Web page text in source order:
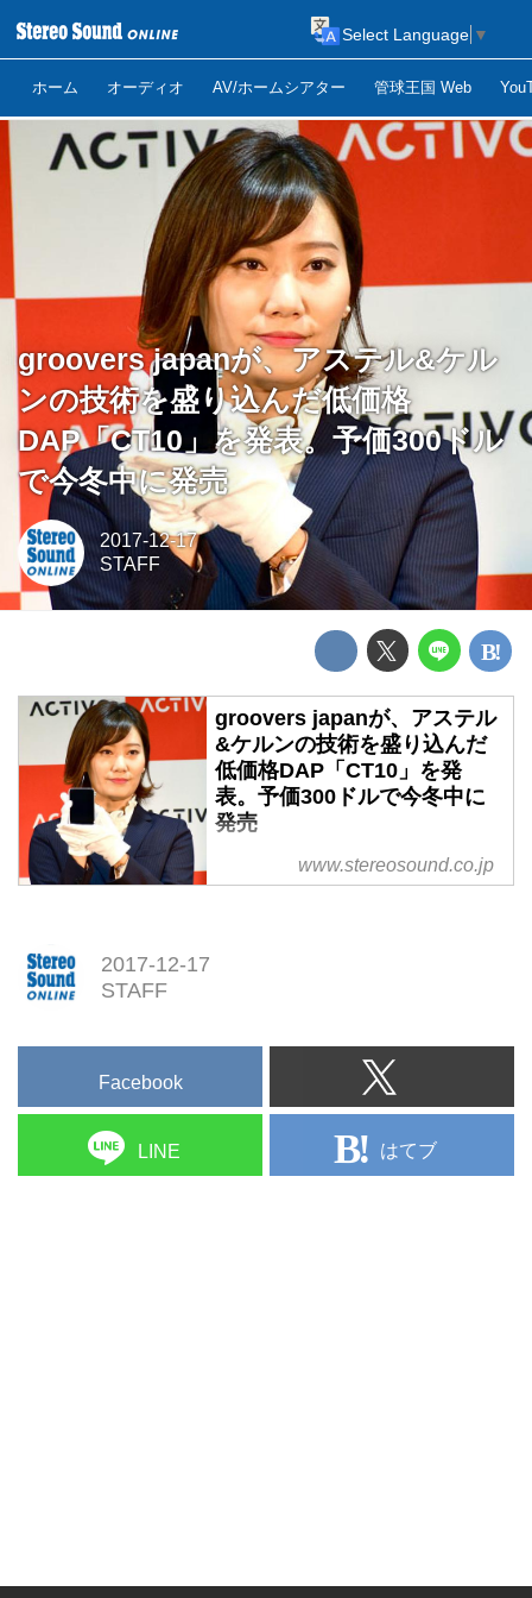
ホーム オーディオ AV/ホームシアター 管球王国 Web
Select Language ▼
groovers japanが、アステル&ケル
ンの技術を盛り込んだ低価格
DAP「CT10」を発表。予価300ドル
で今冬中に発売
2017-12-17
STAFF
groovers japanが、アステル
&ケルンの技術を盛り込んだ
低価格DAP「CT10」を発
表。予価300ドルで今冬中に
発売
groovers japanが、アステル&ケ
ルンの技術を盛り込んだ低価格
www.stereosound.co.jp
2017-12-17
STAFF
Facebook
LINE はてブ